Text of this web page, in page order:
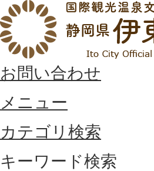
お問い合わせ
メニュー
カテゴリ検索
キーワード検索